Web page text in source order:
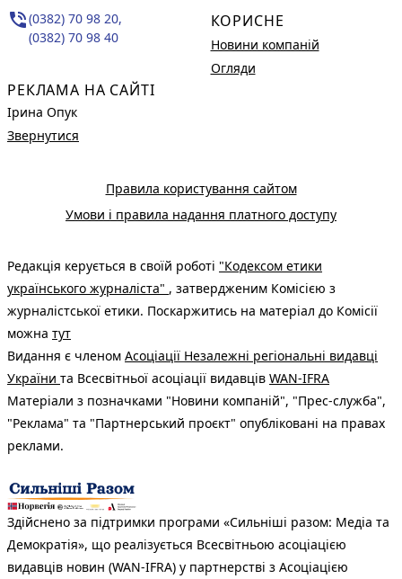
phone_in_talk(0382) 70 98 20,
(0382) 70 98 40
РЕКЛАМА НА САЙТІ
Ірина Опук
Звернутися
КОРИСНЕ
Новини компаній
Огляди
Правила користування сайтом
Умови і правила надання платного доступу
Редакція керується в своїй роботі "Кодексом етики
українського журналіста" , затвердженим Комісією з
журналістської етики. Поскаржитись на матеріал до Комісії
можна тут
Видання є членом Асоціації Незалежні регіональні видавці
України та Всесвітньої асоціації видавців WAN-IFRA
Матеріали з позначками "Новини компаній", "Прес-служба",
"Реклама" та "Партнерський проєкт" опубліковані на правах
реклами.
Здійснено за підтримки програми «Сильніші разом: Медіа та
Демократія», що реалізується Всесвітньою асоціацією
видавців новин (WAN-IFRA) у партнерстві з Асоціацією